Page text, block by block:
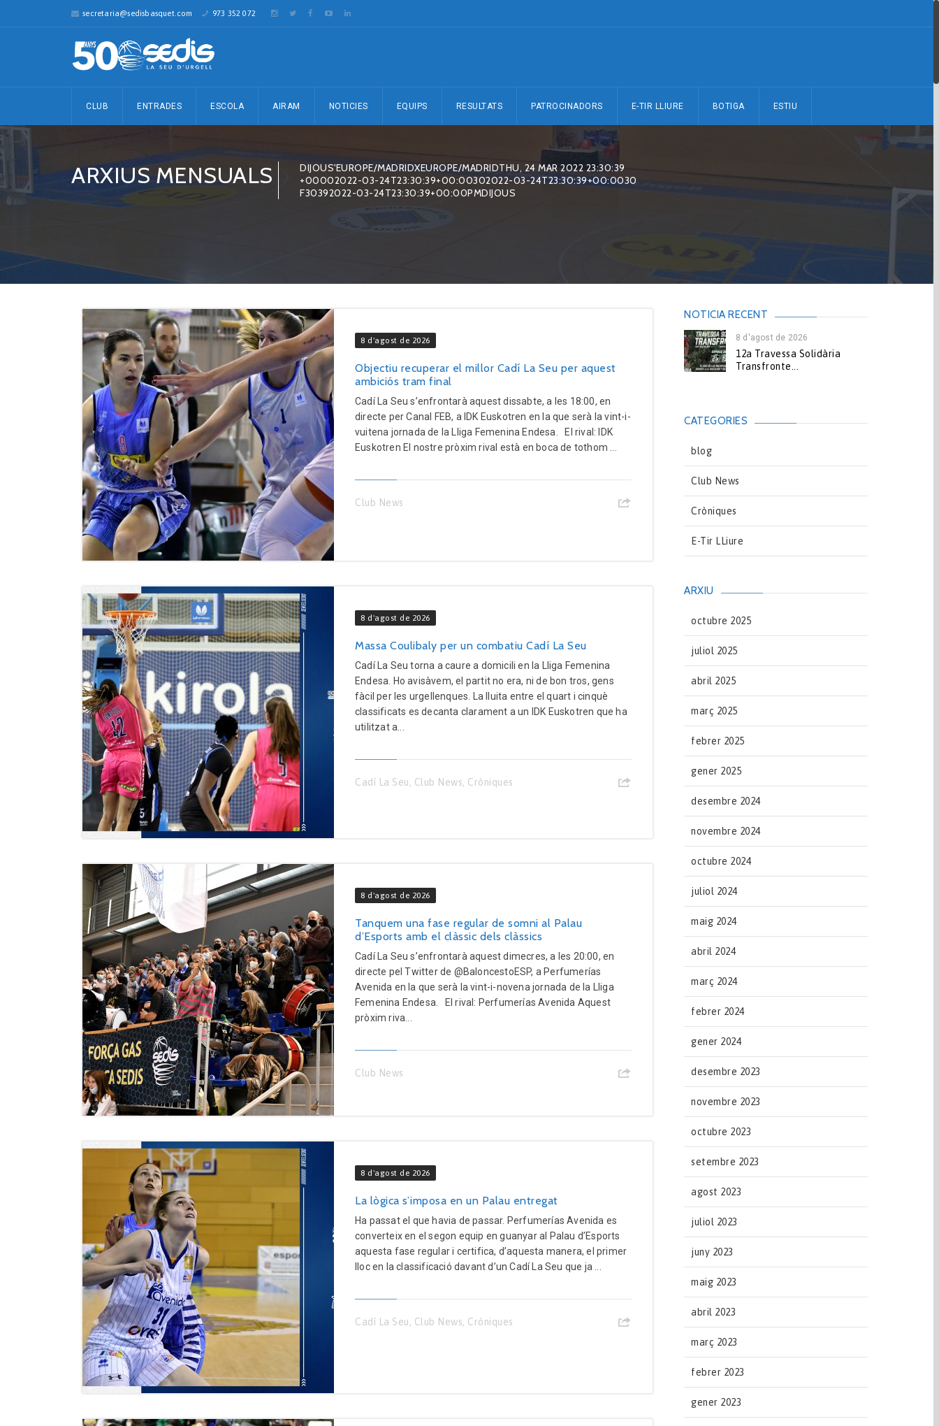
secretaria@sedisbasquet.com 973 352 072
CLUB ENTRADES ESCOLA AIRAM NOTICIES EQUIPS RESULTATS PATROCINADORS E-TIR LLIURE BOTIGA ESTIU
ARXIUS MENSUALS
DIJOUS'EUROPE/MADRIDXEUROPE/MADRIDTHU, 24 MAR 2022 23:30:39
+00002022-03-24T23:30:39+00:00302022-03-24T23:30:39+00:0030
F30392022-03-24T23:30:39+00:00PMDIJOUS
8 d'agost de 2026
Objectiu recuperar el millor Cadí La Seu per aquest
ambiciós tram final
Cadí La Seu s’enfrontarà aquest dissabte, a les 18:00, en
directe per Canal FEB, a IDK Euskotren en la que serà la vint-i-
vuitena jornada de la Lliga Femenina Endesa. El rival: IDK
Euskotren El nostre pròxim rival està en boca de tothom ...
Club News
8 d'agost de 2026
Massa Coulibaly per un combatiu Cadí La Seu
Cadí La Seu torna a caure a domicili en la Lliga Femenina
Endesa. Ho avisàvem, el partit no era, ni de bon tros, gens
fàcil per les urgellenques. La lluita entre el quart i cinquè
classificats es decanta clarament a un IDK Euskotren que ha
utilitzat a...
Cadí La Seu Club News Cròniques
8 d'agost de 2026
Tanquem una fase regular de somni al Palau
d’Esports amb el clàssic dels clàssics
Cadí La Seu s’enfrontarà aquest dimecres, a les 20:00, en
directe pel Twitter de @BaloncestoESP, a Perfumerías
Avenida en la que serà la vint-i-novena jornada de la Lliga
Femenina Endesa. El rival: Perfumerías Avenida Aquest
pròxim riva...
Club News
8 d'agost de 2026
La lògica s’imposa en un Palau entregat
Ha passat el que havia de passar. Perfumerías Avenida es
converteix en el segon equip en guanyar al Palau d’Esports
aquesta fase regular i certifica, d’aquesta manera, el primer
lloc en la classificació davant d’un Cadí La Seu que ja ...
Cadí La Seu Club News Cròniques
NOTICIA RECENT
8 d'agost de 2026
12a Travessa Solidària
Transfronte...
CATEGORIES
blog
Club News
Cròniques
E-Tir LLiure
ARXIU
octubre 2025
juliol 2025
abril 2025
març 2025
febrer 2025
gener 2025
desembre 2024
novembre 2024
octubre 2024
juliol 2024
maig 2024
abril 2024
març 2024
febrer 2024
gener 2024
desembre 2023
novembre 2023
octubre 2023
setembre 2023
agost 2023
juliol 2023
juny 2023
maig 2023
abril 2023
març 2023
febrer 2023
gener 2023